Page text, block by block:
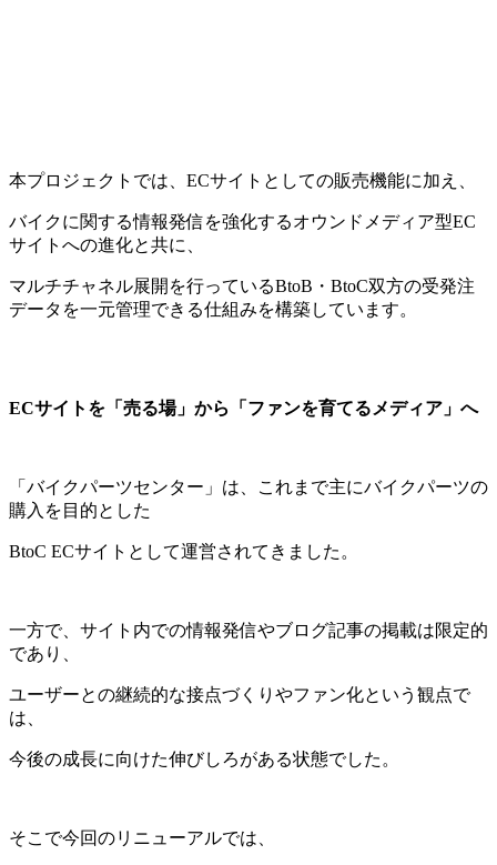
本プロジェクトでは、 ECサイトとしての販売機能に加え、
バイクに関する情報発信を強化するオウンドメディア型EC
サイトへの進化と共に、
マルチチャネル展開を行っているBtoB ・ BtoC双方の受発注
データを一元管理できる仕組みを構築しています。
ECサイトを「売る場」から「ファンを育てるメディア」へ
「バイクパーツセンター」は、これまで主にバイクパーツの
購入を目的とした
BtoC ECサイトとして運営されてきました。
一方で、サイト内での情報発信やブログ記事の掲載は限定的
であり、
ユーザーとの継続的な接点づくりやファン化という観点で
は、
今後の成長に向けた伸びしろがある状態でした。
そこで今回のリニューアルでは、